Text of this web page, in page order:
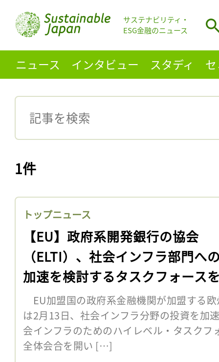
サステナビリティ・
ESG金融のニュース
ニュース インタビュー スタディ
1件
トップニュース
【EU】政府系開発銀行の協会
（ELTI）、社会インフラ部門へ
加速を検討するタスクフォース
EU加盟国の政府系金融機関が加盟する
は2月13日、社会インフラ分野の投資を加
会インフラのためのハイレベル・タスクフ
全体会合を開い […]